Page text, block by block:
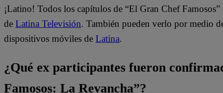
¡Latino! Todos los capítulos de “El Gran Chef
de Latina Televisión. También pueden verlo por medio
dispositivos móviles de Latina.
¿Qué ex participantes fueron
Famosos: La Revancha”?